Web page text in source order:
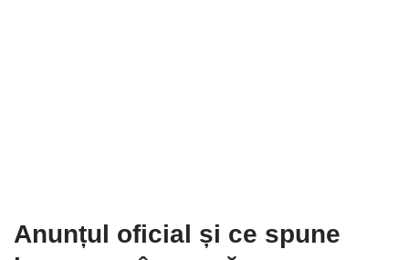
Anunțul oficial și ce spune